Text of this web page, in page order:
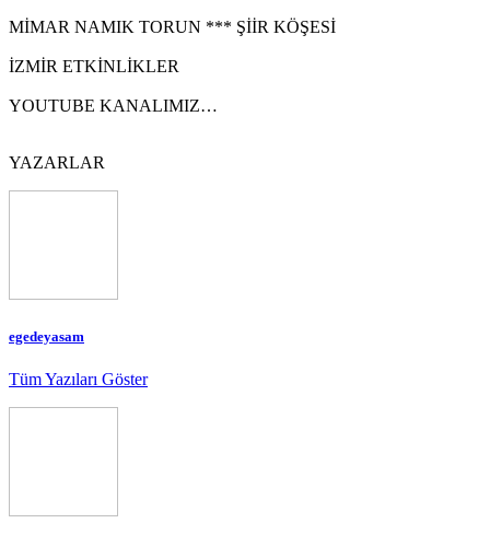
MİMAR NAMIK TORUN *** ŞİİR KÖŞESİ
İZMİR ETKİNLİKLER
YOUTUBE KANALIMIZ…
YAZARLAR
egedeyasam
Tüm Yazıları Göster